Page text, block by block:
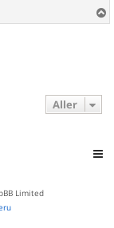
a
Aller
Limited